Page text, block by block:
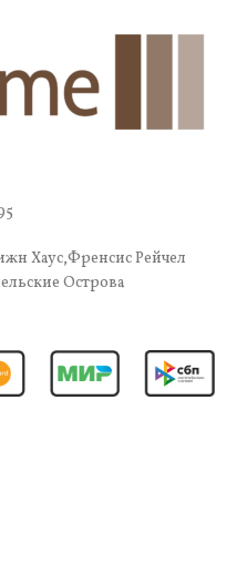
Хаус,Френсис Рейчел
Острова